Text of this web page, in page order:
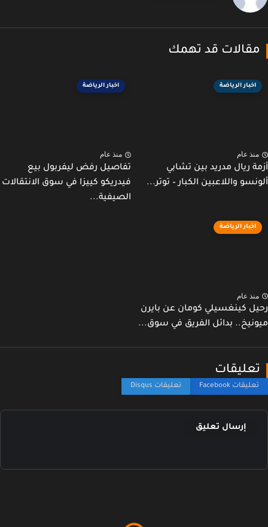
قد تهمك
اخبار الرياضة
عام
ريال مدريد بين تشابي
واللاعبين الكبار – توتر...
اخبار الرياضة
منذ عام
تفاصيل رفض ليفربول بيع
فيدريكو كييزا في سوق الانتقالات
الصيفية...
اخبار الرياضة
عام
كينغسيلي كومان عن بايرن
بدائل الفريق في سوق...
إرسال تعليق